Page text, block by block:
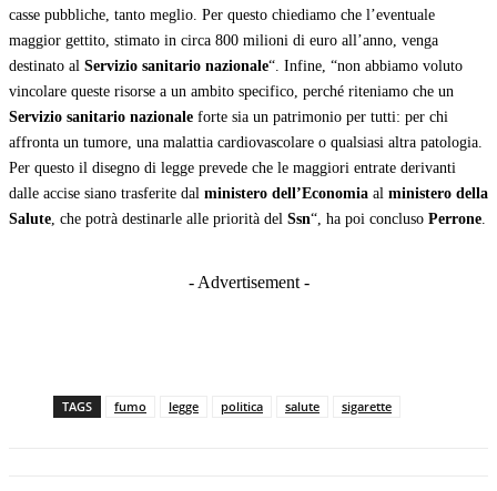
casse pubbliche, tanto meglio. Per questo chiediamo che l’eventuale
maggior gettito, stimato in circa 800 milioni di euro all’anno, venga
destinato al Servizio sanitario nazionale“. Infine, “non abbiamo voluto
vincolare queste risorse a un ambito specifico, perché riteniamo che un
Servizio sanitario nazionale forte sia un patrimonio per tutti: per chi
affronta un tumore, una malattia cardiovascolare o qualsiasi altra patologia.
Per questo il disegno di legge prevede che le maggiori entrate derivanti
dalle accise siano trasferite dal ministero dell’Economia al ministero della
Salute, che potrà destinarle alle priorità del Ssn“, ha poi concluso Perrone.
- Advertisement -
TAGS fumo legge politica salute sigarette